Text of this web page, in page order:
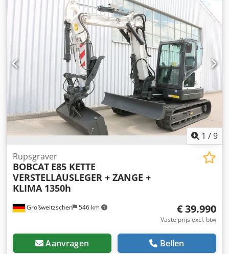
staat: zeer goed Optische staat: zeer goed = Verdere opties
en toebehoren = - Hameren-/sorteerfunctie - Rotatiefunctie
Dkedpfsznrnmox Af Esr = Opmerkingen = Algemeen Land
van productie: Tsjechië Staat CE-type: CE 2 extra
hydraulische functies voor sloop-/sorteergrijper,
cilinderbeschermingsset, uitschuifbaar onderstel
1 /9
Großweitzschen 546 km
Rupsgraver
BOBCAT E85 KETTE
VERSTELLAUSLEGER + ZANGE +
KLIMA 1350h
€ 39.990
Vaste prijs excl. btw
Aanvragen Bellen